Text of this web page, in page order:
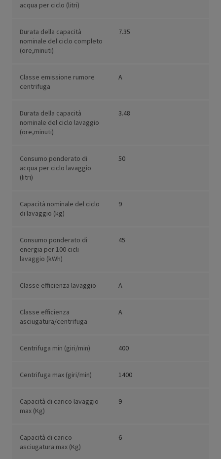
acqua per ciclo (litri)
Durata della capacità
nominale del ciclo completo
(ore,minuti)
7.35
Classe emissione rumore
centrifuga
A
Durata della capacità
nominale del ciclo lavaggio
(ore,minuti)
3.48
Consumo ponderato di
acqua per ciclo lavaggio
(litri)
50
Capacità nominale del ciclo
di lavaggio (kg)
9
Consumo ponderato di
energia per 100 cicli
lavaggio (kWh)
45
Classe efficienza lavaggio A
Classe efficienza
asciugatura/centrifuga
A
Centrifuga min (giri/min) 400
Centrifuga max (giri/min) 1400
Capacità di carico lavaggio
max (Kg)
9
Capacità di carico
asciugatura max (Kg)
6